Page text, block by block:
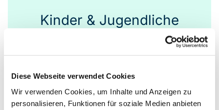
Diese Webseite verwendet Cookies
Wir verwenden Cookies, um Inhalte und Anzeigen zu
personalisieren, Funktionen für soziale Medien anbieten
Kinder & Jugendliche